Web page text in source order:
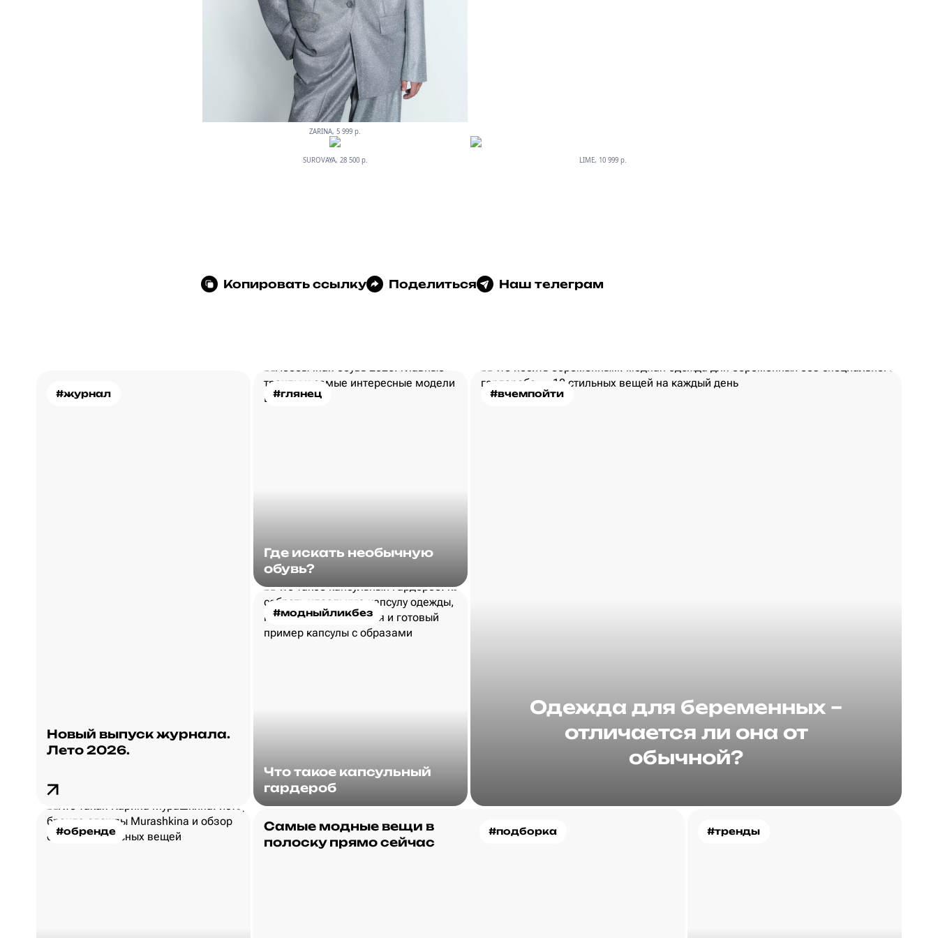
ZARINA, 5 999 р.
SUROVAYA, 28 500 р. LIME, 10 999 р.
Копировать ссылку Поделиться Наш телеграм
#журнал
Новый выпуск журнала.
Лето 2026.
#глянец
Где искать необычную
обувь?
#вчемпойти
Одежда для беременных –
отличается ли она от
обычной?
#модныйликбез
Что такое капсульный
гардероб
#обренде #подборка
Самые модные вещи в
полоску прямо сейчас
#тренды